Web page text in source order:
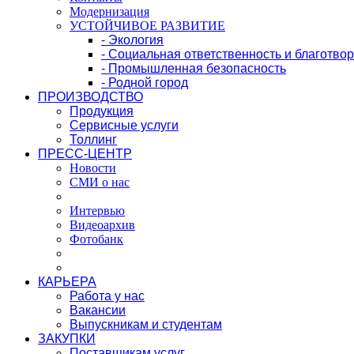
Модернизация
УСТОЙЧИВОЕ РАЗВИТИЕ
- Экология
- Социальная ответственность и
- Промышленная безопасность
- Родной город
ПРОИЗВОДСТВО
Продукция
Сервисные услуги
Толлинг
ПРЕСС-ЦЕНТР
Новости
СМИ о нас
Интервью
Видеоархив
Фотобанк
КАРЬЕРА
Работа у нас
Вакансии
Выпускникам и студентам
ЗАКУПКИ